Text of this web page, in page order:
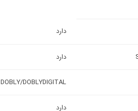
دارد
دارد
DOBLY/DOBLYDIGITAL
دارد